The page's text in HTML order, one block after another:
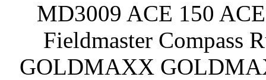
MD3009 ACE 150
Fieldmaster Compass
GOLDMAXX